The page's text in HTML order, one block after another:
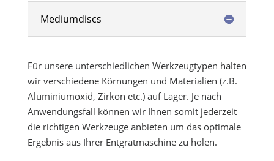
Mediumdiscs
Für unsere unterschiedlichen Werkzeugtypen halten
wir verschiedene Körnungen und Materialien (z.B.
Aluminiumoxid, Zirkon etc.) auf Lager. Je nach
Anwendungsfall können wir Ihnen somit jederzeit
die richtigen Werkzeuge anbieten um das optimale
Ergebnis aus Ihrer Entgratmaschine zu holen.